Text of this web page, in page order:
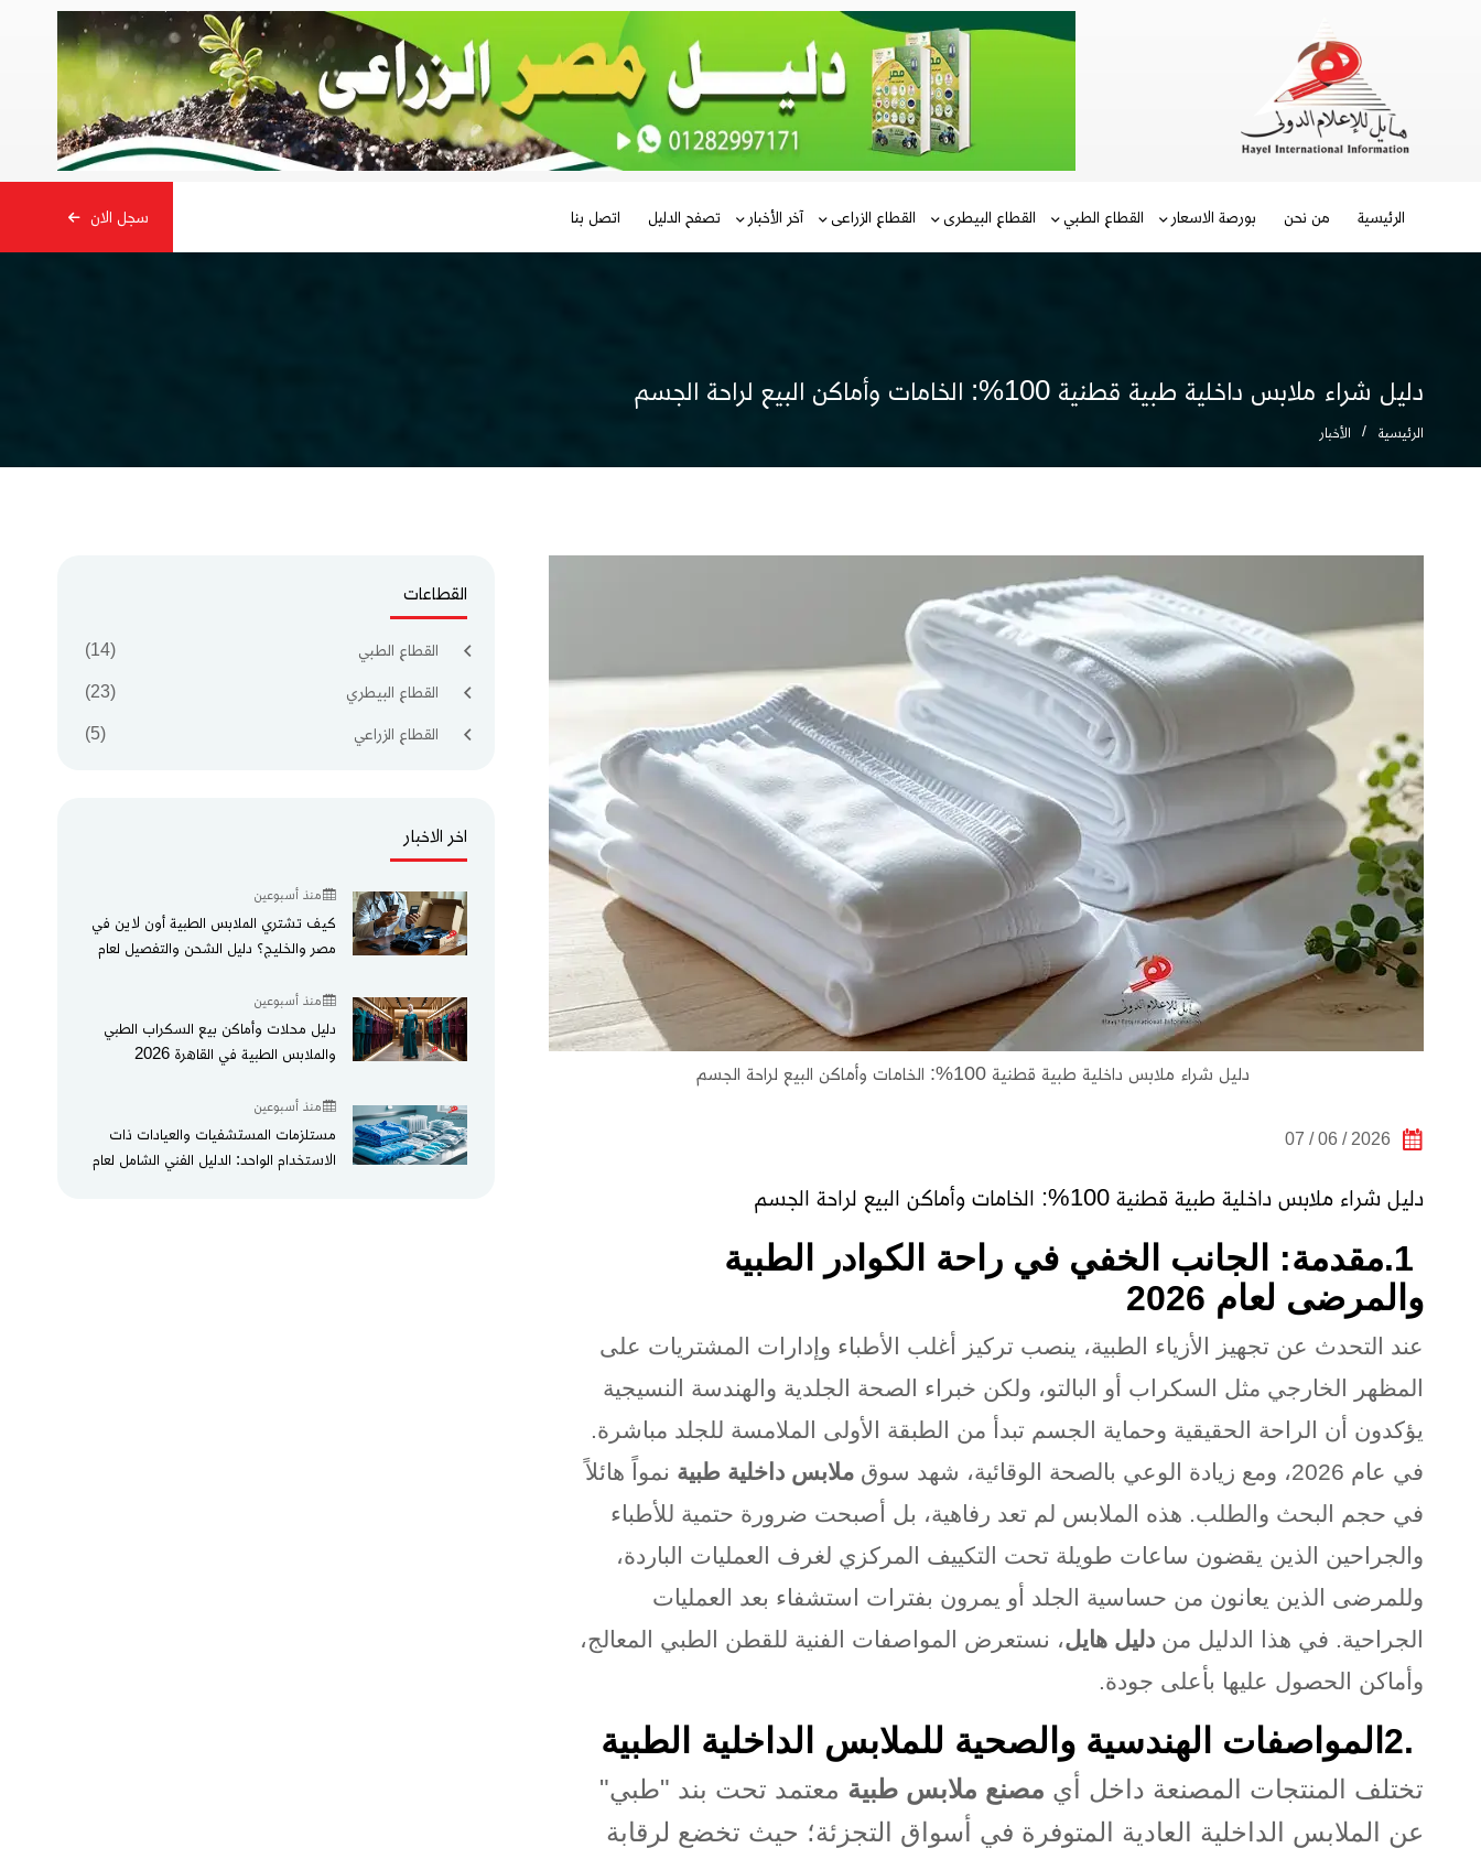
الرئيسية من نحن بورصة الاسعار القطاع الطبي القطاع البيطرى القطاع الزراعى آخر الأخبار تصفح الدليل اتصل بنا سجل الان
دليل شراء ملابس داخلية طبية قطنية 100%: الخامات وأماكن البيع لراحة الجسم
الرئيسية الأخبار
دليل شراء ملابس داخلية طبية قطنية 100%: الخامات وأماكن البيع لراحة الجسم
2026 / 06 / 07
دليل شراء ملابس داخلية طبية قطنية 100%: الخامات وأماكن البيع لراحة الجسم
.1مقدمة: الجانب الخفي في راحة الكوادر الطبية
والمرضى لعام 2026
عند التحدث عن تجهيز الأزياء الطبية، ينصب تركيز أغلب الأطباء وإدارات المشتريات على
المظهر الخارجي مثل السكراب أو البالتو، ولكن خبراء الصحة الجلدية والهندسة النسيجية
يؤكدون أن الراحة الحقيقية وحماية الجسم تبدأ من الطبقة الأولى الملامسة للجلد مباشرة.
في عام 2026، ومع زيادة الوعي بالصحة الوقائية، شهد سوق
ملابس داخلية طبية نمواً هائلاً
في حجم البحث والطلب. هذه الملابس لم تعد رفاهية، بل أصبحت ضرورة حتمية للأطباء
والجراحين الذين يقضون ساعات طويلة تحت التكييف المركزي لغرف العمليات الباردة،
وللمرضى الذين يعانون من حساسية الجلد أو يمرون بفترات استشفاء بعد العمليات
الجراحية. في هذا الدليل من دليل هايل، نستعرض المواصفات الفنية للقطن الطبي المعالج،
وأماكن الحصول عليها بأعلى جودة.
2. المواصفات الهندسية والصحية للملابس الداخلية الطبية
تختلف المنتجات المصنعة داخل أي مصنع ملابس طبية معتمد تحت بند "طبي"
عن الملابس الداخلية العادية المتوفرة في أسواق التجزئة؛ حيث تخضع لرقابة
القطاعات
القطاع الطبي (14)
القطاع البيطري (23)
القطاع الزراعي (5)
اخر الاخبار
منذ أسبوعين
كيف تشتري الملابس الطبية أون لاين في
مصر والخليج؟ دليل الشحن والتفصيل لعام
منذ أسبوعين
دليل محلات وأماكن بيع السكراب الطبي
والملابس الطبية في القاهرة 2026
منذ أسبوعين
مستلزمات المستشفيات والعيادات ذات
الاستخدام الواحد: الدليل الفني الشامل لعام